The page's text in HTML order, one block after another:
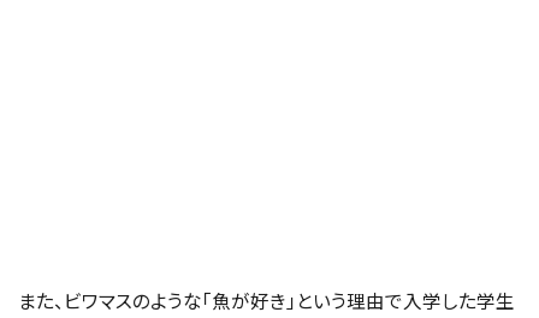
また、ビワマスのような「魚が好き」という理由で入学した学生